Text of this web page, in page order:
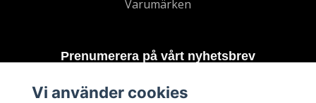
Varumärken
Prenumerera på vårt nyhetsbrev
Vi använder cookies